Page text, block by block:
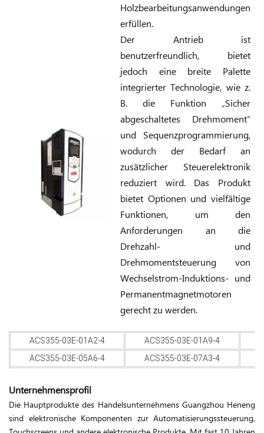
Holzbearbeitungsanwendungen
erfüllen.
Der Antrieb ist
benutzerfreundlich, bietet
jedoch eine breite Palette
integrierter Technologie, wie z.
B. die Funktion „Sicher
abgeschaltetes Drehmoment“
und Sequenzprogrammierung,
wodurch der Bedarf an
zusätzlicher Steuerelektronik
reduziert wird. Das Produkt
bietet Optionen und vielfältige
Funktionen, um den
Anforderungen an die
Drehzahl- und
Drehmomentsteuerung von
Wechselstrom-Induktions- und
Permanentmagnetmotoren
gerecht zu werden.
ACS355-03E-01A2-4 ACS355-03E-01A9-4
ACS355-03E-05A6-4
ACS355-03E-07A3-4
Unternehmensprofil
Die Hauptprodukte des Handelsunternehmens Guangzhou Heneng
sind elektronische Komponenten zur Automatisierungssteuerung,